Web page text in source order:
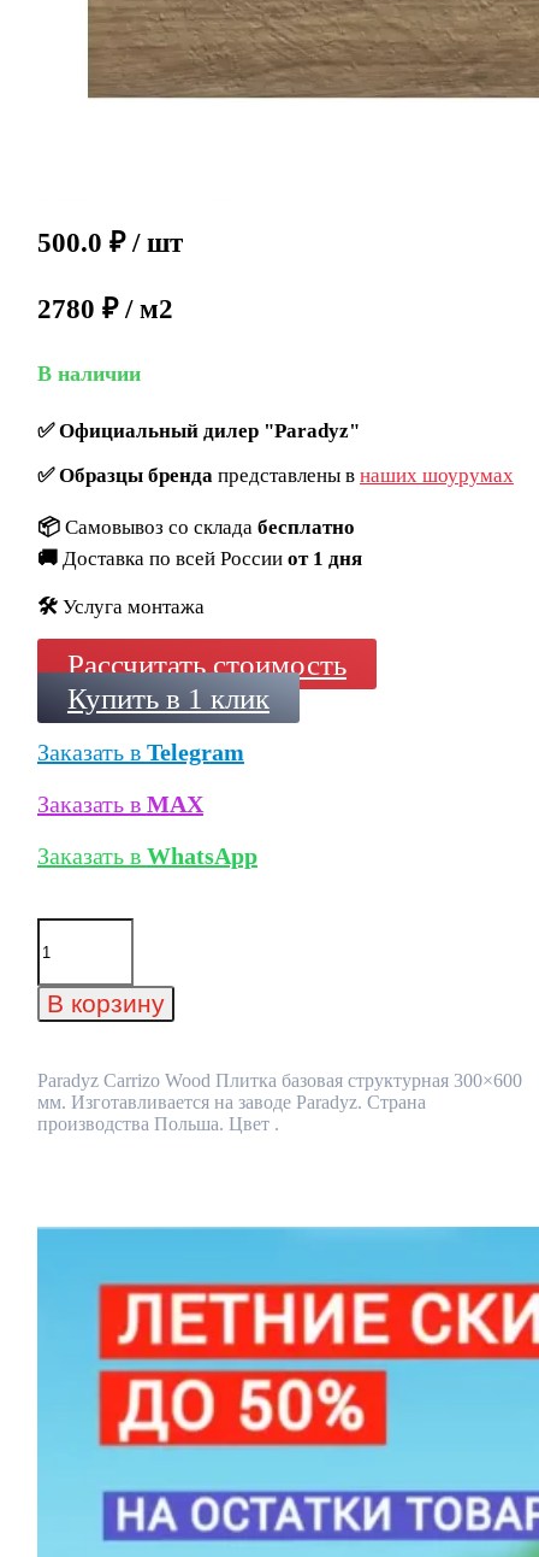
500.0 ₽ / шт
2780 ₽ / м2
В наличии
✅Официальный дилер "Paradyz"
✅Образцы брендапредставлены в наших шоурумах
📦 Самовывоз со склада бесплатно
🚚 Доставка по всей России от 1 дня
🛠️ Услуга монтажа
Рассчитать стоимость
Купить в 1 клик
Заказать в Telegram
Заказать в MAX
Заказать в WhatsApp
Количество
товара
Carrizo
Wood
структурная
300x600
мм
В корзину
Paradyz Carrizo Wood Плитка базовая структурная 300×600
мм. Изготавливается на заводе Paradyz. Страна
производства Польша. Цвет .